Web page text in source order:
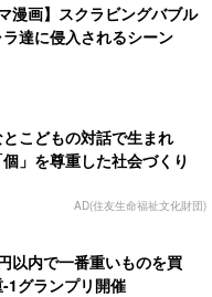
漫画】スクラビングバブル
達に侵入されるシーン
こどもの対話で生まれ
」を尊重した社会づくり
AD(住友生命福祉文化財団)
以内で一番重いものを買
-1グランプリ開催